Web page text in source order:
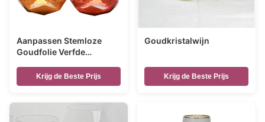
Aanpassen Stemloze
Goudfolie Verfde
Krijg de Beste Prijs
Goudkristalwijn
Krijg de Beste Prijs